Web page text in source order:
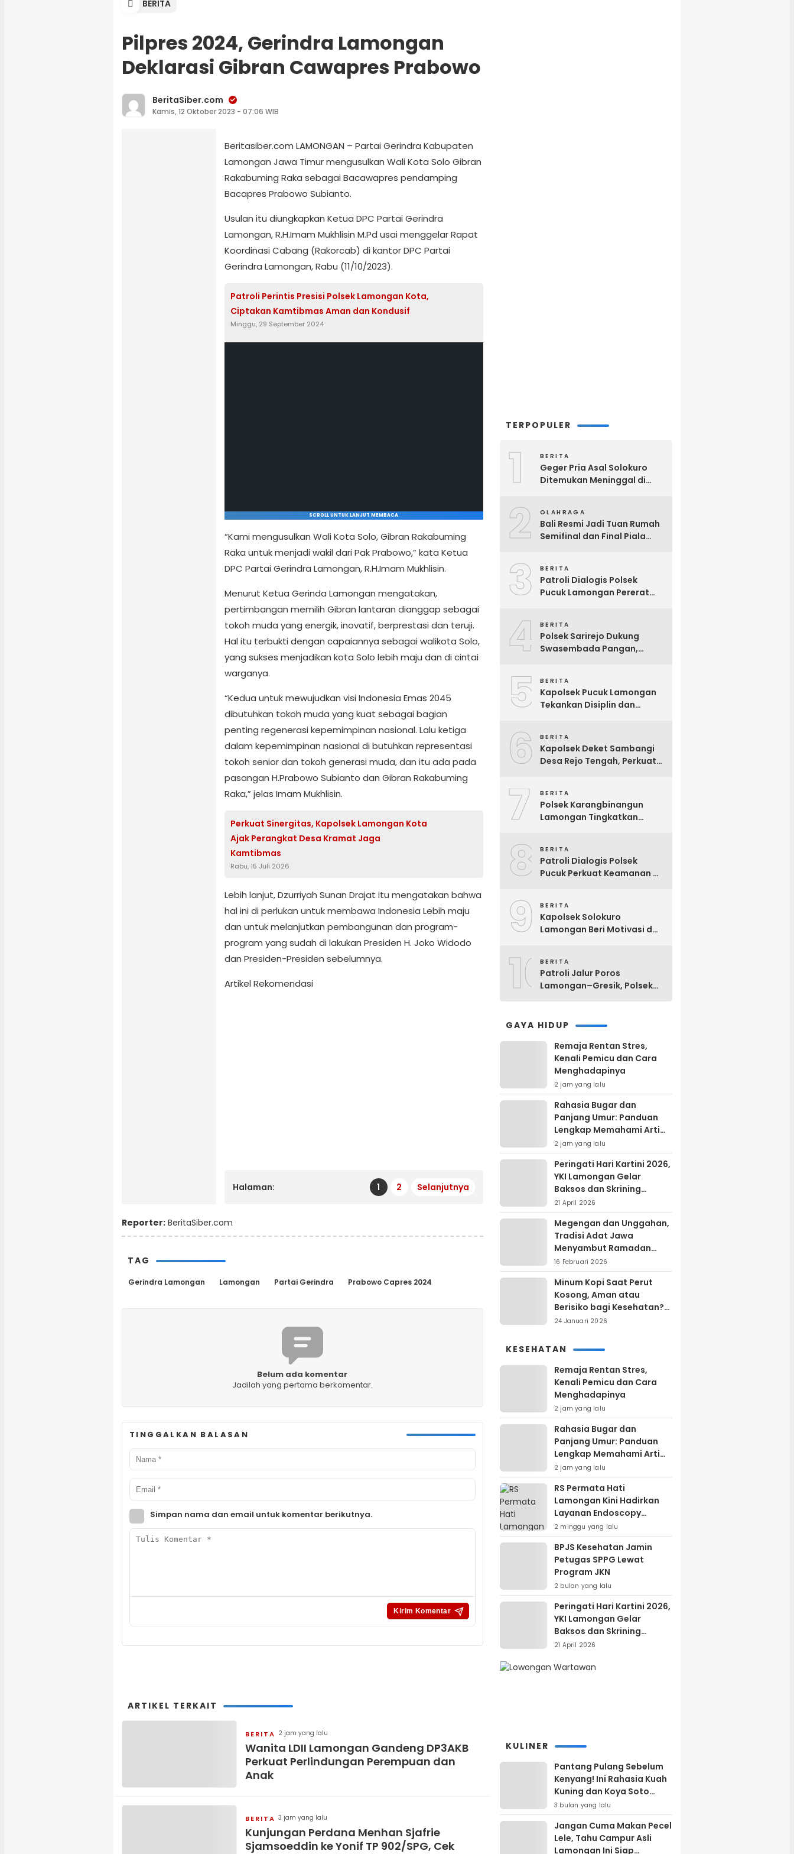
BERITA
Pilpres 2024, Gerindra Lamongan
Deklarasi Gibran Cawapres Prabowo
BeritaSiber.com
Kamis, 12 Oktober 2023 - 07:06 WIB
Beritasiber.com LAMONGAN – Partai Gerindra Kabupaten
Lamongan Jawa Timur mengusulkan Wali Kota Solo Gibran
Rakabuming Raka sebagai Bacawapres pendamping
Bacapres Prabowo Subianto.
Usulan itu diungkapkan Ketua DPC Partai Gerindra
Lamongan, R.H.Imam Mukhlisin M.Pd usai menggelar Rapat
Koordinasi Cabang (Rakorcab) di kantor DPC Partai
Gerindra Lamongan, Rabu (11/10/2023).
Patroli Perintis Presisi Polsek Lamongan Kota,
Ciptakan Kamtibmas Aman dan Kondusif
Minggu, 29 September 2024
SCROLL UNTUK LANJUT MEMBACA
“Kami mengusulkan Wali Kota Solo, Gibran Rakabuming
Raka untuk menjadi wakil dari Pak Prabowo,” kata Ketua
DPC Partai Gerindra Lamongan, R.H.Imam Mukhlisin.
Menurut Ketua Gerinda Lamongan mengatakan,
pertimbangan memilih Gibran lantaran dianggap sebagai
tokoh muda yang energik, inovatif, berprestasi dan teruji.
Hal itu terbukti dengan capaiannya sebagai walikota Solo,
yang sukses menjadikan kota Solo lebih maju dan di cintai
warganya.
“Kedua untuk mewujudkan visi Indonesia Emas 2045
dibutuhkan tokoh muda yang kuat sebagai bagian
penting regenerasi kepemimpinan nasional. Lalu ketiga
dalam kepemimpinan nasional di butuhkan representasi
tokoh senior dan tokoh generasi muda, dan itu ada pada
pasangan H.Prabowo Subianto dan Gibran Rakabuming
Raka,” jelas Imam Mukhlisin.
Perkuat Sinergitas, Kapolsek Lamongan Kota
Ajak Perangkat Desa Kramat Jaga
Kamtibmas
Rabu, 15 Juli 2026
Lebih lanjut, Dzurriyah Sunan Drajat itu mengatakan bahwa
hal ini di perlukan untuk membawa Indonesia Lebih maju
dan untuk melanjutkan pembangunan dan program-
program yang sudah di lakukan Presiden H. Joko Widodo
dan Presiden-Presiden sebelumnya.
Artikel Rekomendasi
Halaman: 1 2 Selanjutnya
Reporter: BeritaSiber.com
TAG
Gerindra Lamongan Lamongan Partai Gerindra Prabowo Capres 2024
Belum ada komentar
Jadilah yang pertama berkomentar.
TINGGALKAN BALASAN
Simpan nama dan email untuk komentar berikutnya.
ARTIKEL TERKAIT
BERITA 2 jam yang lalu
Wanita LDII Lamongan Gandeng DP3AKB
Perkuat Perlindungan Perempuan dan
Anak
BERITA 3 jam yang lalu
Kunjungan Perdana Menhan Sjafrie
Sjamsoeddin ke Yonif TP 902/SPG, Cek
TERPOPULER
1 BERITA
Geger Pria Asal Solokuro
Ditemukan Meninggal di
2 OLAHRAGA
Bali Resmi Jadi Tuan Rumah
Semifinal dan Final Piala
3 BERITA
Patroli Dialogis Polsek
Pucuk Lamongan Pererat
4 BERITA
Polsek Sarirejo Dukung
Swasembada Pangan,
Lamongan
5 BERITA
Kapolsek Pucuk Lamongan
Tekankan Disiplin dan
6 BERITA
Kapolsek Deket Sambangi
Desa Rejo Tengah, Perkuat
Masyarakat yang Lebih Baik
7 BERITA
Polsek Karangbinangun
Lamongan Tingkatkan
Pencurian Mesin Diesel
8 BERITA
Patroli Dialogis Polsek
Pucuk Perkuat Keamanan di
9 BERITA
Kapolsek Solokuro
Lamongan Beri Motivasi dan
RI
10BERITA
Patroli Jalur Poros
Lamongan–Gresik, Polsek
Sampah Cegah Risiko
GAYA HIDUP
Remaja Rentan Stres,
Kenali Pemicu dan Cara
Menghadapinya
2 jam yang lalu
Rahasia Bugar dan
Panjang Umur: Panduan
Lengkap Memahami Arti
dan Manfaat Gaya Hidup
Sehat
2 jam yang lalu
Peringati Hari Kartini 2026,
YKI Lamongan Gelar
Baksos dan Skrining
Kanker Serviks
21 April 2026
Megengan dan Unggahan,
Tradisi Adat Jawa
Menyambut Ramadan
yang Sarat Makna Filosofis
16 Februari 2026
Minum Kopi Saat Perut
Kosong, Aman atau
Berisiko bagi Kesehatan?
Ini Penjelasan Ahli
24 Januari 2026
KESEHATAN
Remaja Rentan Stres,
Kenali Pemicu dan Cara
Menghadapinya
2 jam yang lalu
Rahasia Bugar dan
Panjang Umur: Panduan
Lengkap Memahami Arti
dan Manfaat Gaya Hidup
Sehat
2 jam yang lalu
RS Permata Hati
Lamongan Kini Hadirkan
Layanan Endoscopy
Modern, Begini
Keunggulannya
2 minggu yang lalu
BPJS Kesehatan Jamin
Petugas SPPG Lewat
Program JKN
2 bulan yang lalu
Peringati Hari Kartini 2026,
YKI Lamongan Gelar
Baksos dan Skrining
Kanker Serviks
21 April 2026
KULINER
Pantang Pulang Sebelum
Kenyang! Ini Rahasia Kuah
Kuning dan Koya Soto
Lamongan yang Bikin
Ketagihan Total
3 bulan yang lalu
Jangan Cuma Makan Pecel
Lele, Tahu Campur Asli
Lamongan Ini Siap